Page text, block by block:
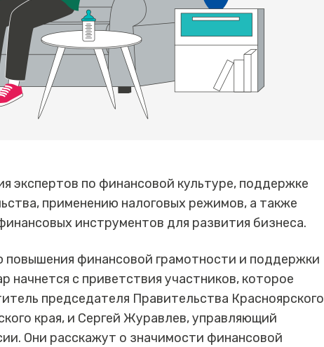
экспертов по финансовой культуре, поддержке
применению налоговых режимов, а также
инструментов для развития бизнеса.
повышения финансовой грамотности и поддержки
начнется с приветствия участников, которое
председателя Правительства Красноярского
края, и Сергей Журавлев, управляющий
Они расскажут о значимости финансовой